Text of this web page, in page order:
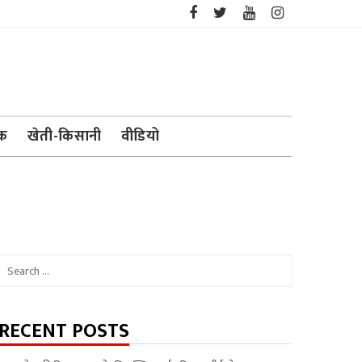
खेती-किसानी वीडियो
POSTS